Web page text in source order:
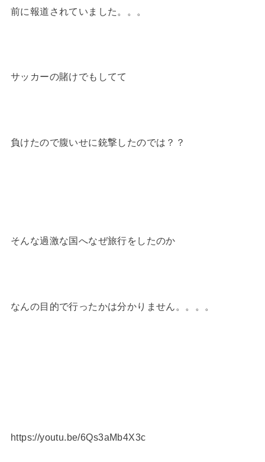
前に報道されていました。。。
サッカーの賭けでもしてて
負けたので腹いせに銃撃したのでは？？
そんな過激な国へなぜ旅行をしたのか
なんの目的で行ったかは分かりません。。。。
https://youtu.be/6Qs3aMb4X3c